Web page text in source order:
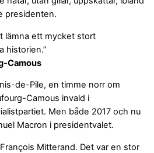
presidenten.
lämna ett mycket stort
historien.”
Camous
de-Pile, en timme norr om
Camous invald i
Men både 2017 och nu
Macron i presidentvalet.
Mitterand. Det var en stor